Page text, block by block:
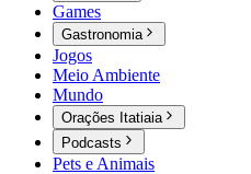
Games
Gastronomia
Jogos
Meio Ambiente
Mundo
Orações Itatiaia
Podcasts
Pets e Animais